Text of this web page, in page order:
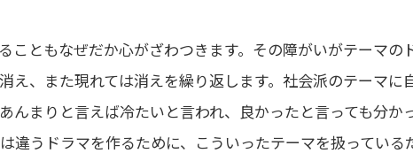
こともなぜだか心がざわつきます。その障がいがテーマの
え、また現れては消えを繰り返します。社会派のテーマに
んまりと言えば冷たいと言われ、良かったと言っても分か
違うドラマを作るために、こういったテーマを扱っている